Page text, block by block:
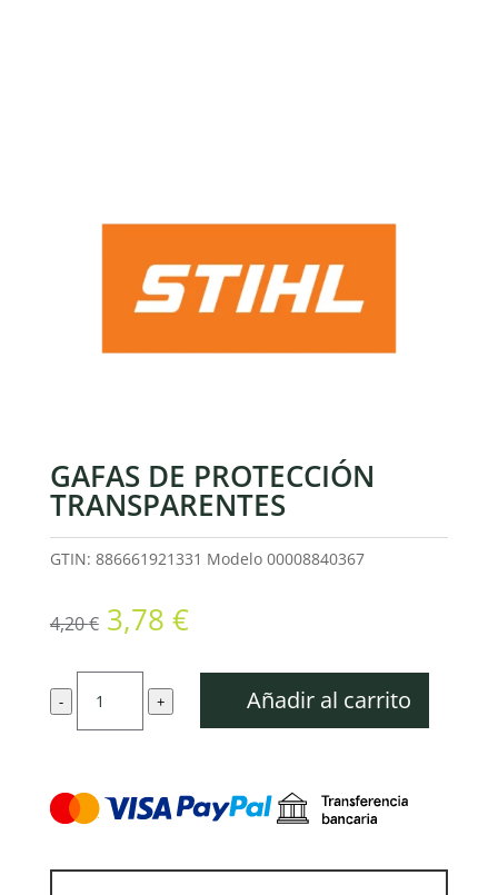
GAFAS DE PROTECCIÓN
TRANSPARENTES
GTIN: 886661921331 Modelo 00008840367
4,20€ El
precio
original
era:
4,20 €.
3,78 €El
actual
3,78 €.
-
cantidad
+ Añadir al carrito